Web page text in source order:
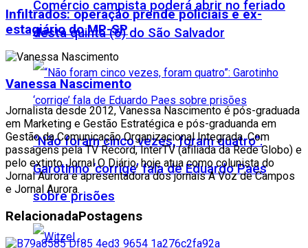
Comércio campista poderá abrir no feriado
desta quinta (6) do São Salvador
“Não foram cinco vezes, foram quatro”:
Garotinho ‘corrige’ fala de Eduardo Paes
sobre prisões
Infiltrados: operação prende policiais e ex-
estagiário do MP-SP
Vanessa Nascimento
Jornalista desde 2012, Vanessa Nascimento é pós-graduada
em Marketing e Gestão Estratégica e pós-graduanda em
Gestão da Comunicação Organizacional Integrada. Com
passagens pela TV Record, InterTV (afiliada da Rede Globo) e
pelo extinto Jornal O Diário, hoje atua como colunista do
Jornal Aurora e apresentadora dos jornais A Voz de Campos
e Jornal Aurora.
RelacionadaPostagens